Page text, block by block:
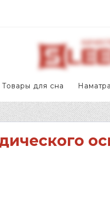
Товары для сна